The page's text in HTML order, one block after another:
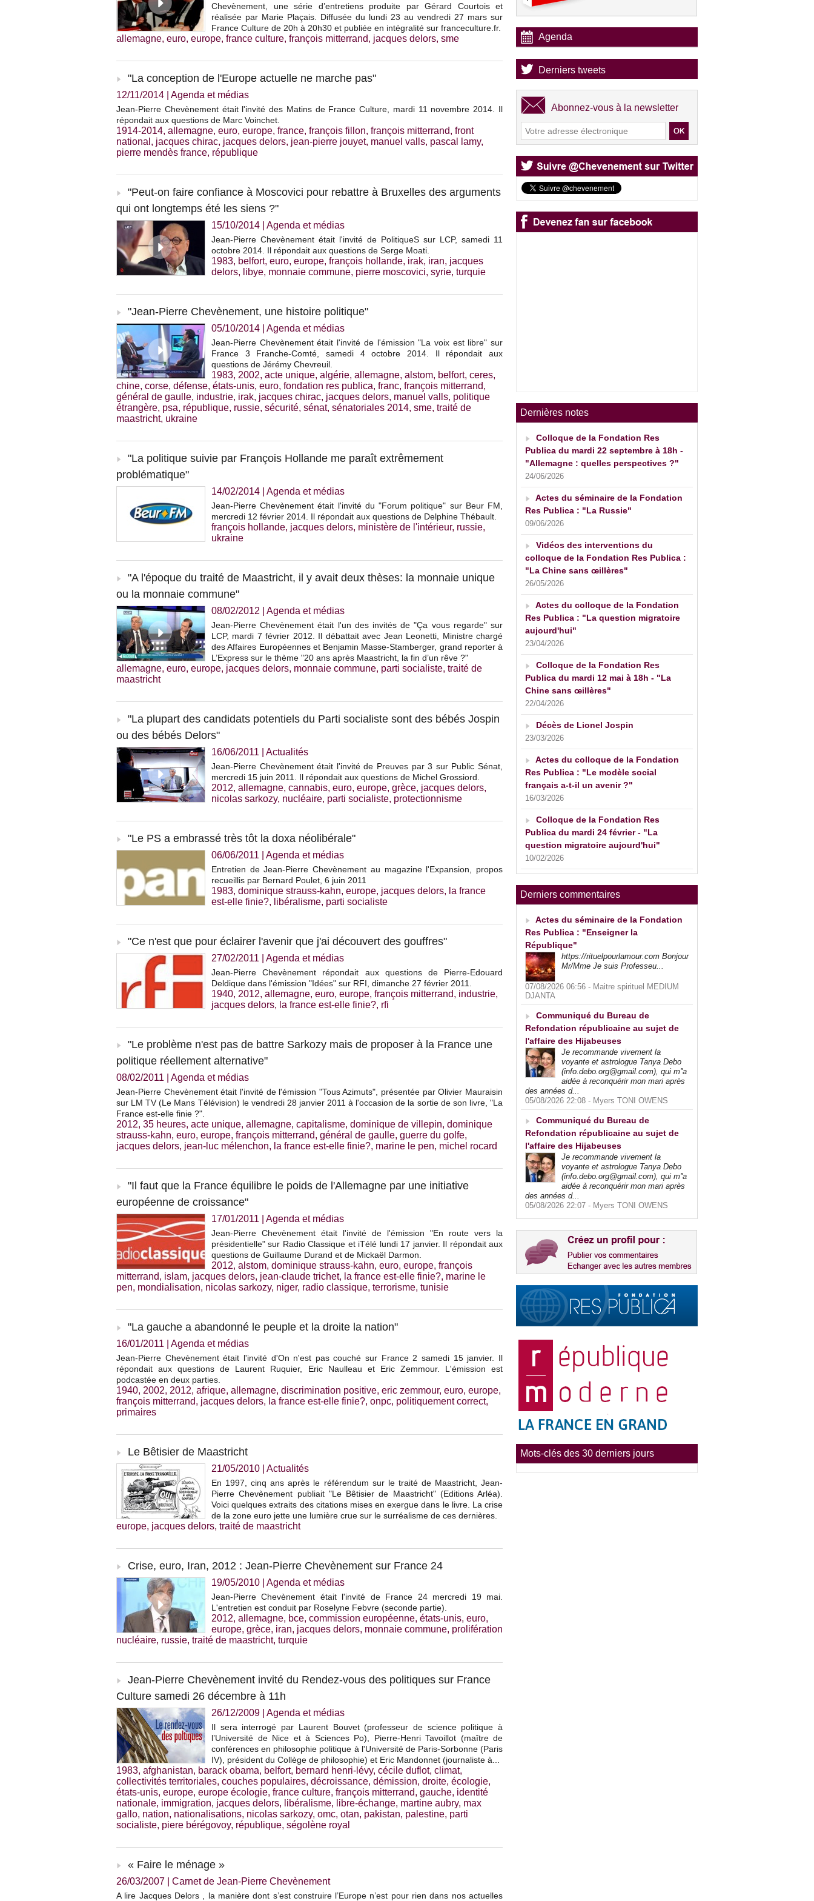
Chevènement, une série d’entretiens produite par Gérard Courtois et
réalisée par Marie Plaçais. Diffusée du lundi 23 au vendredi 27 mars sur
France Culture de 20h à 20h30 et publiée en intégralité sur franceculture.fr.
allemagne, euro, europe, france culture, françois mitterrand, jacques delors, sme
"La conception de l'Europe actuelle ne marche pas"
12/11/2014 Agenda et médias
Jean-Pierre Chevènement était l'invité des Matins de France Culture, mardi 11 novembre 2014. Il
répondait aux questions de Marc Voinchet.
1914-2014, allemagne, euro, europe, france, françois fillon, françois mitterrand, front
national , jacques chirac, jacques delors, jean-pierre jouyet, manuel valls, pascal lamy,
pierre mendès france, république
"Peut-on faire confiance à Moscovici pour rebattre à Bruxelles des arguments
qui ont longtemps été les siens ?"
15/10/2014 Agenda et médias
Jean-Pierre Chevènement était l'invité de PolitiqueS sur LCP, samedi 11
octobre 2014. Il répondait aux questions de Serge Moati.
1983, belfort, euro, europe, françois hollande, irak, iran, jacques
delors, libye, monnaie commune, pierre moscovici, syrie, turquie
"Jean-Pierre Chevènement, une histoire politique"
05/10/2014 Agenda et médias
Jean-Pierre Chevènement était l'invité de l'émission "La voix est libre" sur
France 3 Franche-Comté, samedi 4 octobre 2014. Il répondait aux
questions de Jérémy Chevreuil.
1983, 2002, acte unique, algérie, allemagne, alstom, belfort, ceres,
chine, corse, défense, états-unis, euro, fondation res publica, franc, françois mitterrand,
général de gaulle, industrie, irak, jacques chirac, jacques delors, manuel valls, politique
étrangère, psa, république, russie, sécurité, sénat, sénatoriales 2014, sme, traité de
maastricht, ukraine
"La politique suivie par François Hollande me paraît extrêmement
problématique"
14/02/2014 Agenda et médias
Jean-Pierre Chevènement était l'invité du "Forum politique" sur Beur FM,
mercredi 12 février 2014. Il répondait aux questions de Delphine Thébault.
françois hollande, jacques delors, ministère de l'intérieur, russie,
ukraine
"A l'époque du traité de Maastricht, il y avait deux thèses: la monnaie unique
ou la monnaie commune"
08/02/2012 Agenda et médias
Jean-Pierre Chevènement était l'un des invités de "Ça vous regarde" sur
LCP, mardi 7 février 2012. Il débattait avec Jean Leonetti, Ministre chargé
des Affaires Européennes et Benjamin Masse-Stamberger, grand reporter à
L’Express sur le thème "20 ans après Maastricht, la fin d’un rêve ?"
allemagne, euro, europe, jacques delors, monnaie commune, parti socialiste, traité de
maastricht
"La plupart des candidats potentiels du Parti socialiste sont des bébés Jospin
ou des bébés Delors"
16/06/2011 Actualités
Jean-Pierre Chevènement était l'invité de Preuves par 3 sur Public Sénat,
mercredi 15 juin 2011. Il répondait aux questions de Michel Grossiord.
2012, allemagne, cannabis, euro, europe, grèce, jacques delors,
nicolas sarkozy, nucléaire, parti socialiste, protectionnisme
"Le PS a embrassé très tôt la doxa néolibérale"
06/06/2011 Agenda et médias
Entretien de Jean-Pierre Chevènement au magazine l'Expansion, propos
recueillis par Bernard Poulet, 6 juin 2011
1983, dominique strauss-kahn, europe, jacques delors, la france
est-elle finie?, libéralisme, parti socialiste
"Ce n'est que pour éclairer l'avenir que j'ai découvert des gouffres"
27/02/2011 Agenda et médias
Jean-Pierre Chevènement répondait aux questions de Pierre-Edouard
Deldique dans l'émission "Idées" sur RFI, dimanche 27 février 2011.
1940, 2012, allemagne, euro, europe, françois mitterrand, industrie,
jacques delors, la france est-elle finie?, rfi
"Le problème n'est pas de battre Sarkozy mais de proposer à la France une
politique réellement alternative"
08/02/2011 Agenda et médias
Jean-Pierre Chevènement était l'invité de l'émission "Tous Azimuts", présentée par Olivier Mauraisin
sur LM TV (Le Mans Télévision) le vendredi 28 janvier 2011 à l'occasion de la sortie de son livre, "La
France est-elle finie ?".
2012, 35 heures, acte unique, allemagne, capitalisme, dominique de villepin, dominique
strauss-kahn, euro, europe, françois mitterrand, général de gaulle, guerre du golfe,
jacques delors, jean-luc mélenchon, la france est-elle finie?, marine le pen, michel rocard
"Il faut que la France équilibre le poids de l'Allemagne par une initiative
européenne de croissance"
17/01/2011 Agenda et médias
Jean-Pierre Chevènement était l'invité de l'émission "En route vers la
présidentielle" sur Radio Classique et iTélé lundi 17 janvier. Il répondait aux
questions de Guillaume Durand et de Mickaël Darmon.
2012, alstom, dominique strauss-kahn, euro, europe, françois
mitterrand, islam, jacques delors, jean-claude trichet, la france est-elle finie?, marine le
pen, mondialisation, nicolas sarkozy, niger, radio classique, terrorisme, tunisie
"La gauche a abandonné le peuple et la droite la nation"
16/01/2011 Agenda et médias
Jean-Pierre Chevènement était l'invité d'On n'est pas couché sur France 2 samedi 15 janvier. Il
répondait aux questions de Laurent Ruquier, Eric Naulleau et Eric Zemmour. L'émission est
podcastée en deux parties.
1940, 2002, 2012, afrique, allemagne, discrimination positive, eric zemmour, euro, europe,
françois mitterrand, jacques delors, la france est-elle finie?, onpc, politiquement correct,
primaires
Le Bêtisier de Maastricht
21/05/2010 Actualités
En 1997, cinq ans après le référendum sur le traité de Maastricht, Jean-
Pierre Chevènement publiait "Le Bêtisier de Maastricht" (Editions Arléa).
Voici quelques extraits des citations mises en exergue dans le livre. La crise
de la zone euro jette une lumière crue sur le surréalisme de ces dernières.
europe, jacques delors, traité de maastricht
Crise, euro, Iran, 2012 : Jean-Pierre Chevènement sur France 24
19/05/2010 Agenda et médias
Jean-Pierre Chevènement était l'invité de France 24 mercredi 19 mai.
L'entretien est conduit par Roselyne Febvre (seconde partie).
2012, allemagne, bce, commission européenne, états-unis, euro,
europe, grèce, iran, jacques delors, monnaie commune, prolifération
nucléaire, russie, traité de maastricht, turquie
Jean-Pierre Chevènement invité du Rendez-vous des politiques sur France
Culture samedi 26 décembre à 11h
26/12/2009 Agenda et médias
Il sera interrogé par Laurent Bouvet (professeur de science politique à
l’Université de Nice et à Sciences Po), Pierre-Henri Tavoillot (maître de
conférences en philosophie politique à l'Université de Paris-Sorbonne (Paris
IV), président du Collège de philosophie) et Eric Mandonnet (journaliste à...
1983, afghanistan, barack obama, belfort, bernard henri-lévy, cécile duflot, climat,
collectivités territoriales, couches populaires, décroissance, démission, droite, écologie,
états-unis, europe, europe écologie, france culture, françois mitterrand, gauche, identité
nationale, immigration, jacques delors, libéralisme, libre-échange, martine aubry, max
gallo, nation, nationalisations, nicolas sarkozy, omc, otan, pakistan, palestine, parti
socialiste, piere bérégovoy, république, ségolène royal
« Faire le ménage »
26/03/2007 Carnet de Jean-Pierre Chevènement
A lire Jacques Delors , la manière dont s’est construire l’Europe n’est pour rien dans nos actuelles
Agenda
Derniers tweets
Abonnez-vous à la newsletter
Dernières notes
Colloque de la Fondation Res
Publica du mardi 22 septembre à 18h -
"Allemagne : quelles perspectives ?"
24/06/2026
Actes du séminaire de la Fondation
Res Publica : "La Russie"
09/06/2026
Vidéos des interventions du
colloque de la Fondation Res Publica :
"La Chine sans œillères"
26/05/2026
Actes du colloque de la Fondation
Res Publica : "La question migratoire
aujourd'hui"
23/04/2026
Colloque de la Fondation Res
Publica du mardi 12 mai à 18h - "La
Chine sans œillères"
22/04/2026
Décès de Lionel Jospin
23/03/2026
Actes du colloque de la Fondation
Res Publica : "Le modèle social
français a-t-il un avenir ?"
16/03/2026
Colloque de la Fondation Res
Publica du mardi 24 février - "La
question migratoire aujourd'hui"
10/02/2026
Derniers commentaires
Actes du séminaire de la Fondation
Res Publica : "Enseigner la
République"
https://rituelpourlamour.com Bonjour
Mr/Mme Je suis Professeu...
07/08/2026 06:56 - Maitre spirituel MEDIUM
DJANTA
Communiqué du Bureau de
Refondation républicaine au sujet de
l'affaire des Hijabeuses
Je recommande vivement la
voyante et astrologue Tanya Debo
(info.debo.org@gmail.com), qui m''a
aidée à reconquérir mon mari après
des années d...
05/08/2026 22:08 - Myers TONI OWENS
Communiqué du Bureau de
Refondation républicaine au sujet de
l'affaire des Hijabeuses
Je recommande vivement la
voyante et astrologue Tanya Debo
(info.debo.org@gmail.com), qui m''a
aidée à reconquérir mon mari après
des années d...
05/08/2026 22:07 - Myers TONI OWENS
Mots-clés des 30 derniers jours